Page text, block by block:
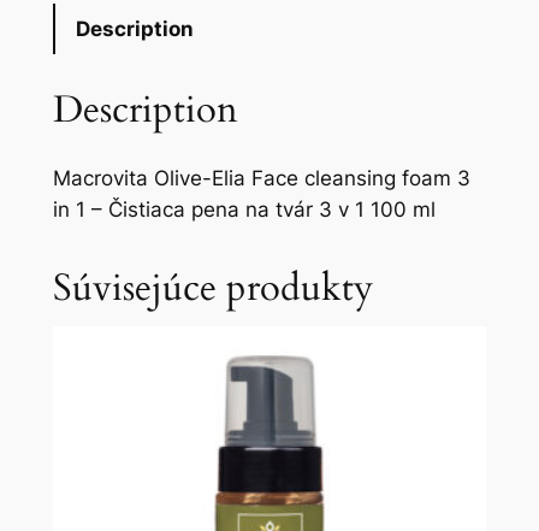
Description
Description
Macrovita Olive-Elia Face cleansing foam 3
in 1 – Čistiaca pena na tvár 3 v 1 100 ml
Súvisejúce produkty